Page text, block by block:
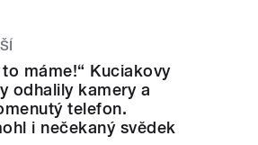
to máme!“ Kuciakovy
odhalily kamery a
telefon.
i nečekaný svědek